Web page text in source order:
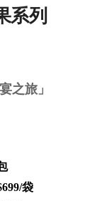
系列
之旅」
袋